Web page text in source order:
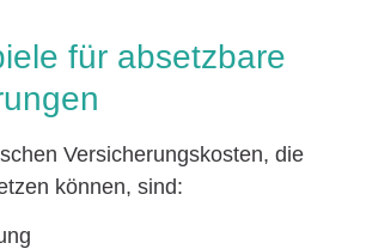
für absetzbare
Versicherungskosten, die
können, sind: